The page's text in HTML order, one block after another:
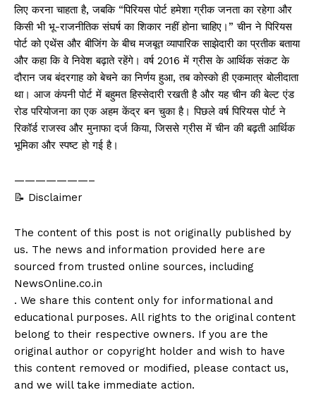
लिए करना चाहता है, जबकि “पिरियस पोर्ट हमेशा ग्रीक जनता का रहेगा और
किसी भी भू-राजनीतिक संघर्ष का शिकार नहीं होना चाहिए।” चीन ने पिरियस
पोर्ट को एथेंस और बीजिंग के बीच मजबूत व्यापारिक साझेदारी का प्रतीक बताया
और कहा कि वे निवेश बढ़ाते रहेंगे। वर्ष 2016 में ग्रीस के आर्थिक संकट के
दौरान जब बंदरगाह को बेचने का निर्णय हुआ, तब कोस्को ही एकमात्र बोलीदाता
था। आज कंपनी पोर्ट में बहुमत हिस्सेदारी रखती है और यह चीन की बेल्ट एंड
रोड परियोजना का एक अहम केंद्र बन चुका है। पिछले वर्ष पिरियस पोर्ट ने
रिकॉर्ड राजस्व और मुनाफा दर्ज किया, जिससे ग्रीस में चीन की बढ़ती आर्थिक
भूमिका और स्पष्ट हो गई है।
———————–
📝 Disclaimer
The content of this post is not originally published by
us. The news and information provided here are
sourced from trusted online sources, including
NewsOnline.co.in
. We share this content only for informational and
educational purposes. All rights to the original content
belong to their respective owners. If you are the
original author or copyright holder and wish to have
this content removed or modified, please contact us,
and we will take immediate action.